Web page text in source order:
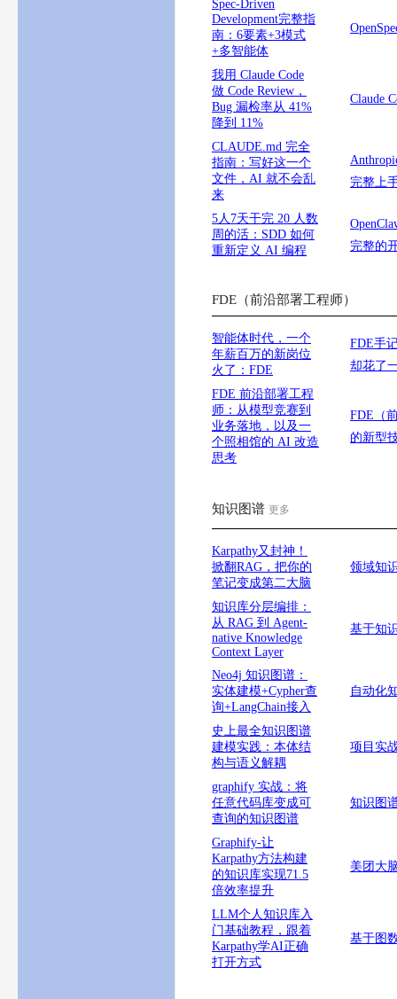
Spec-Driven
Development完整指
南：6要素+3模式
+多智能体
我用 Claude Code
做 Code Review，
Bug 漏检率从 41%
降到 11%
Claude
CLAUDE.md 完全
指南：写好这一个
文件，AI 就不会乱
来
完整上
5人7天干完 20 人数
周的活：SDD 如何
重新定义 AI 编程
完整的
FDE（前沿部署工程师）
智能体时代，一个
年薪百万的新岗位
火了：FDE
FDE手
却花了
FDE 前沿部署工程
师：从模型竞赛到
业务落地，以及一
个照相馆的 AI 改造
思考
FDE（
的新型
知识图谱 更多
Karpathy又封神！
掀翻RAG，把你的
笔记变成第二大脑
领域知
知识库分层编排：
从 RAG 到 Agent-
native Knowledge
Context Layer
基于知
Neo4j 知识图谱：
实体建模+Cypher查
询+LangChain接入
自动化
史上最全知识图谱
建模实践：本体结
构与语义解耦
项目实
graphify 实战：将
任意代码库变成可
查询的知识图谱
知识图
Graphify-让
Karpathy方法构建
的知识库实现71.5
倍效率提升
美团大
LLM个人知识库入
门基础教程，跟着
Karpathy学AI正确
打开方式
基于图